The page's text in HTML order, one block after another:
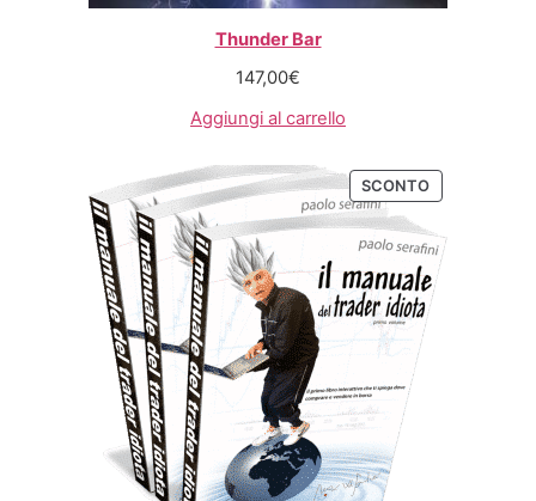
Thunder Bar
147,00€
Aggiungi al carrello
SCONTO